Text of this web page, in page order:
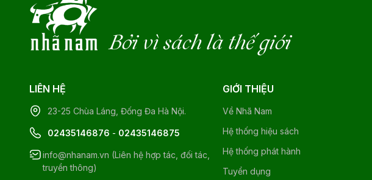
Bởi vì sách là thế giới
LIÊN HỆ
23-25 Chùa Láng, Đống Đa Hà Nội.
02435146876 - 02435146875
info@nhanam.vn (Liên hệ hợp tác, đối tác,
truyền thông)
GIỚI THIỆU
Về Nhã Nam
Hệ thống hiệu sách
Hệ thống phát hành
Tuyển dụng